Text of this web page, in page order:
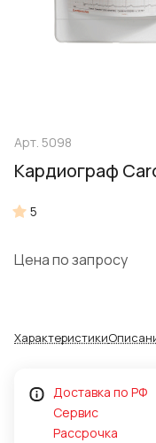
Арт. 5098
Кардиограф
5
Цена по запросу
Характеристики
Доставка по РФ
Сервис
Рассрочка